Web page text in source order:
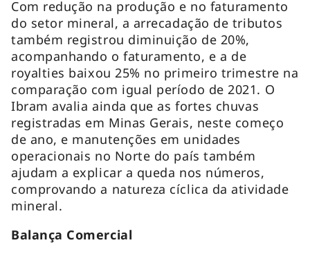
Com redução na produção e no faturamento
do setor mineral, a arrecadação de tributos
também registrou diminuição de 20%,
acompanhando o faturamento, e a de
royalties baixou 25% no primeiro trimestre na
comparação com igual período de 2021. O
Ibram avalia ainda que as fortes chuvas
registradas em Minas Gerais, neste começo
de ano, e manutenções em unidades
operacionais no Norte do país também
ajudam a explicar a queda nos números,
comprovando a natureza cíclica da atividade
mineral.
Balança Comercial